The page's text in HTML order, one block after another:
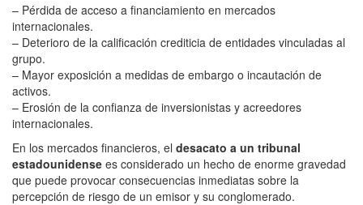
– Pérdida de acceso a financiamiento en mercados
internacionales.
– Deterioro de la calificación crediticia de entidades vinculadas al
grupo.
– Mayor exposición a medidas de embargo o incautación de
activos.
– Erosión de la confianza de inversionistas y acreedores
internacionales.
En los mercados financieros, el desacato a un tribunal
estadounidense es considerado un hecho de enorme gravedad
que puede provocar consecuencias inmediatas sobre la
percepción de riesgo de un emisor y su conglomerado.